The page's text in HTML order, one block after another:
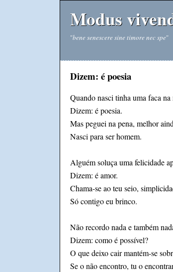
Modus
"bene senescere sine timore nec spe"
Dizem: é poesia
Quando nasci tinha uma faca na
Dizem: é poesia.
Mas peguei na pena, melhor
Nasci para ser homem.
Alguém soluça uma felicidade
Dizem: é amor.
Chama-se ao teu seio,
Só contigo eu brinco.
Não recordo nada e também
Dizem: como é possível?
O que deixo cair mantém-se
Se o não encontro, tu o